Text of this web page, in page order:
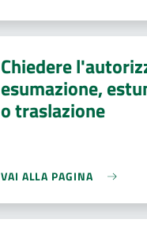
Chiedere
esumazione,
o traslazione
VAI ALLA PAGINA